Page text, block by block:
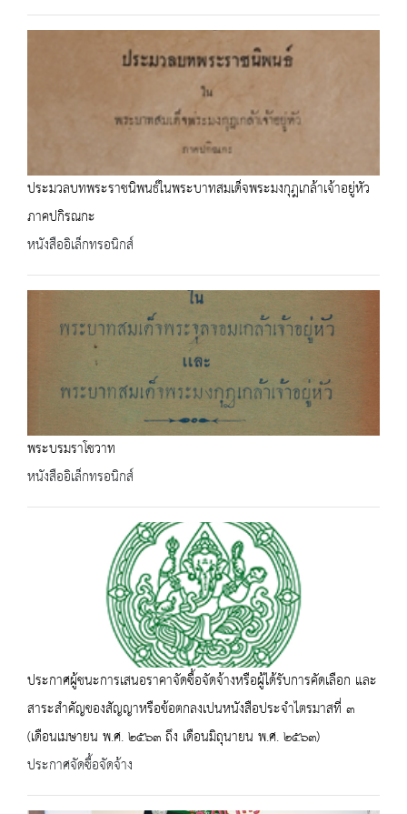
ประมวลบทพระราชนิพนธ์ในพระบาทสมเด็จพระมงกุฎเกล้าเจ้าอยู่หัว
ภาคปกิรณกะ
หนังสืออิเล็กทรอนิกส์
พระบรมราโชวาท
หนังสืออิเล็กทรอนิกส์
ประกาศผู้ชนะการเสนอราคาจัดซื้อจัดจ้างหรือผู้ได้รับการคัดเลือก และ
สาระสำคัญของสัญญาหรือข้อตกลงเปนหนังสือประจำไตรมาสที่ ๓
(เดือนเมษายน พ.ศ. ๒๕๖๓ ถึง เดือนมิถุนายน พ.ศ. ๒๕๖๓)
ประกาศจัดซื้อจัดจ้าง